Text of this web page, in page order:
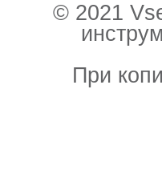
© 2021
При